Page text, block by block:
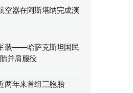
空器在阿斯塔纳完成演
装——哈萨克斯坦国民
并肩服役
两年来首组三胞胎